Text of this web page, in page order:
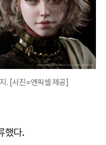
. [사진=엔픽셀 제공]
했다.